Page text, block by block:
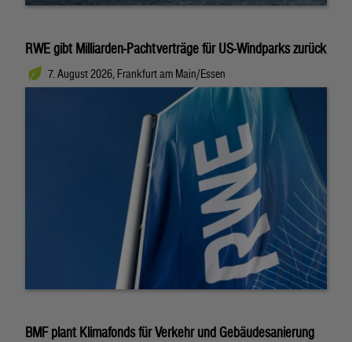
RWE gibt Milliarden-Pachtverträge für US-Windparks zurück
7. August 2026, Frankfurt am Main/Essen
BMF plant Klimafonds für Verkehr und Gebäudesanierung